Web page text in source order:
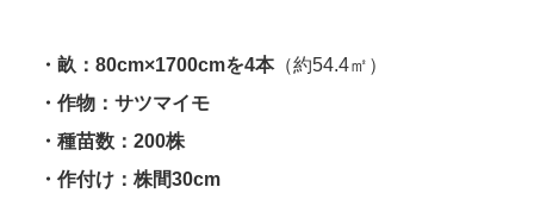
・畝：80cm×1700cmを4本（約54.4㎡）
・作物：サツマイモ
・種苗数：200株
・作付け：株間30cm